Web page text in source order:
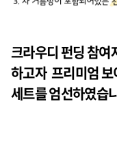
크라우디 펀딩 참여
하고자 프리미엄
세트를 엄선하였습